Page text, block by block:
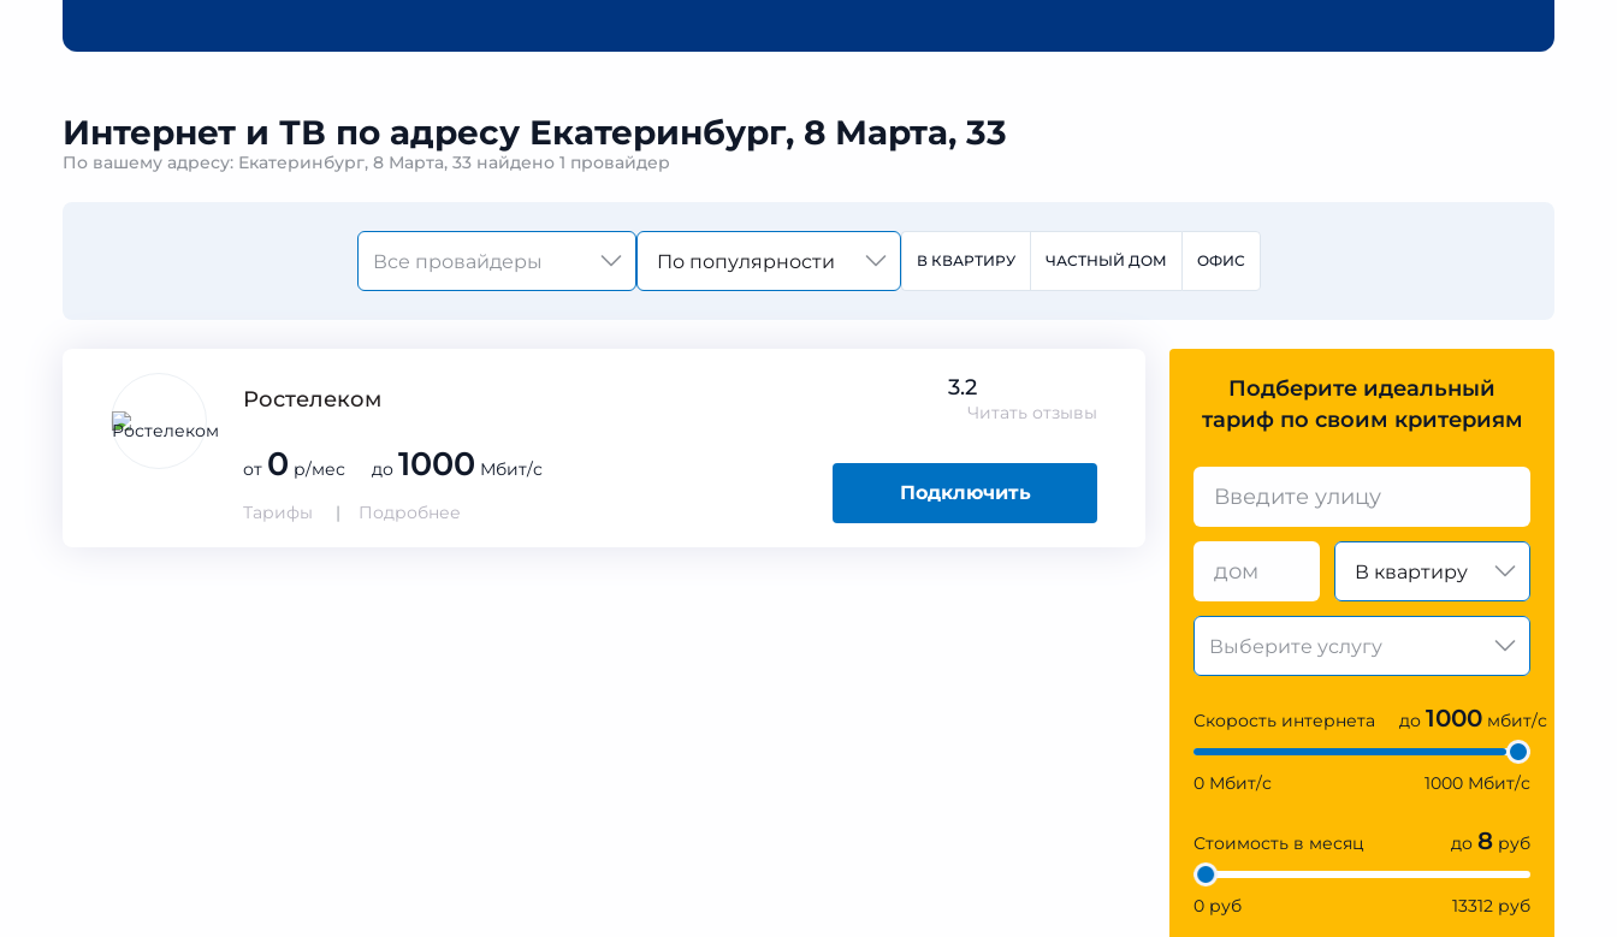
Интернет и ТВ по адресу Екатеринбург, 8 Марта, 33
По вашему адресу: Екатеринбург, 8 Марта, 33 найдено 1 провайдер
По популярности В КВАРТИРУ ЧАСТНЫЙ ДОМ ОФИС
Ростелеком 3.2
Читать отзывы
от 0 р/мес до 1000 Мбит/с
Тарифы
Подробнее
Подключить
Подберите идеальный
тариф по своим критериям
В квартиру
Скорость интернета до 1000 мбит/с
0 Мбит/с 1000 Мбит/с
Стоимость в месяц до 8 руб
0 руб 13312 руб